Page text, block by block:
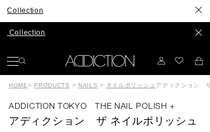
HOME> PRODUCTS > NAILS > ネイルポリッシュ アディクション
ADDICTION TOKYO THE NAIL POLISH +
アディクション ザ ネイルポリッシュ